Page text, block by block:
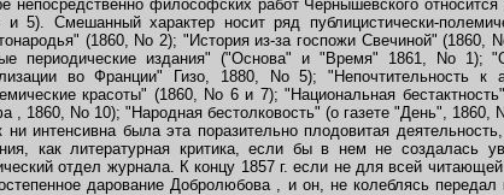
непосредственно философских работ Чернышевского
и 5). Смешанный характер носит ряд публицистически-
(1860, No 2); "История из-за госпожи Свечиной"
периодические издания" ("Основа" и "Время" 1861, No 1);
во Франции" Гизо, 1880, No 5); "Непочтительность
красоты" (1860, No 6 и 7); "Национальная
, 1860, No 10); "Народная бестолковость" (о газете "День",
ни интенсивна была эта поразительно плодовитая
как литературная критика, если бы в нем не создалась
отдел журнала. К концу 1857 г. если не для всей
дарование Добролюбова , и он, не колеблясь